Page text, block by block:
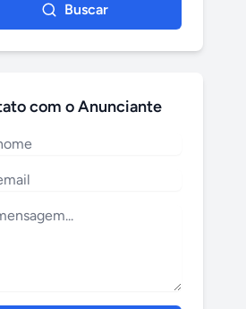
Buscar
com o Anunciante